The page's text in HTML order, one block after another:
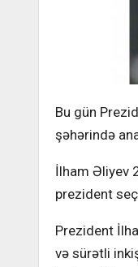
Bu gün
şəhərində
İlham Əliyev
prezident
Prezident
və sürətli